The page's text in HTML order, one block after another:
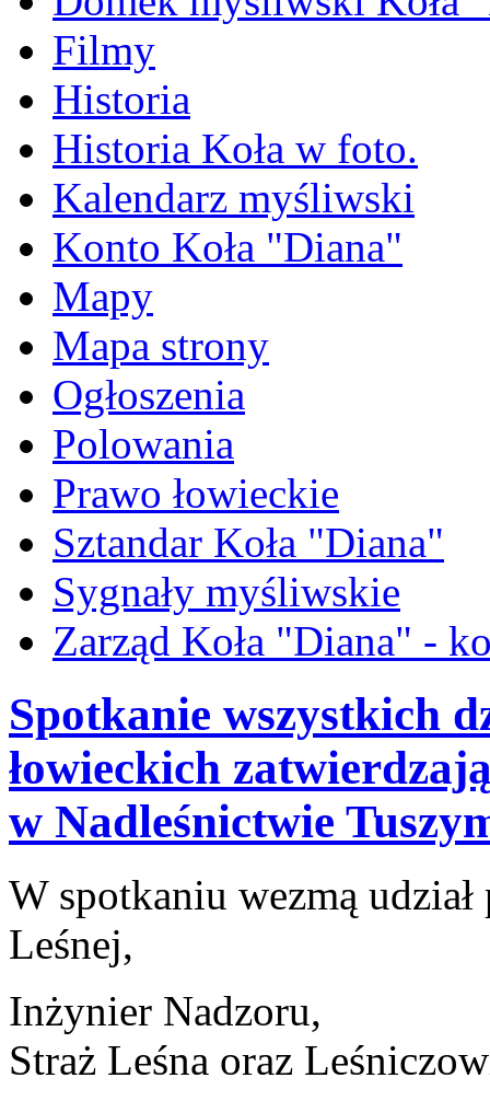
Filmy
Historia
Historia Koła w foto.
Kalendarz myśliwski
Konto Koła "Diana"
Mapy
Mapa strony
Ogłoszenia
Polowania
Prawo łowieckie
Sztandar Koła "Diana"
Sygnały myśliwskie
Zarząd Koła "Diana" -
Spotkanie wszystkich
łowieckich
w Nadleśnictwie
W spotkaniu wezmą
Leśnej,
Inżynier Nadzoru,
Straż Leśna oraz